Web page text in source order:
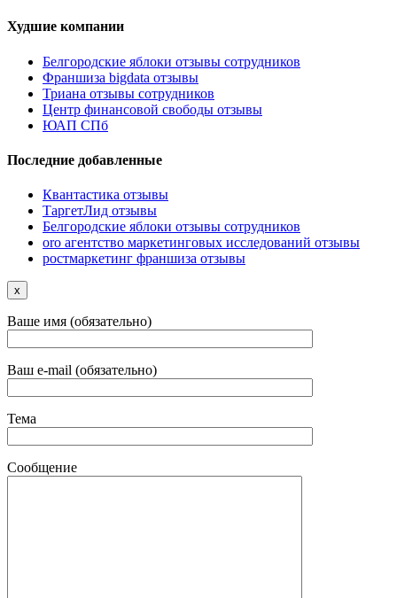
Худшие компании
Белгородские яблоки отзывы сотрудников
Франшиза bigdata отзывы
Триана отзывы сотрудников
Центр финансовой свободы отзывы
ЮАП СПб
Последние добавленные
Квантастика отзывы
ТаргетЛид отзывы
Белгородские яблоки отзывы сотрудников
oro агентство маркетинговых исследований отзывы
ростмаркетинг франшиза отзывы
x
Ваше имя (обязательно)
Ваш e-mail (обязательно)
Тема
Сообщение